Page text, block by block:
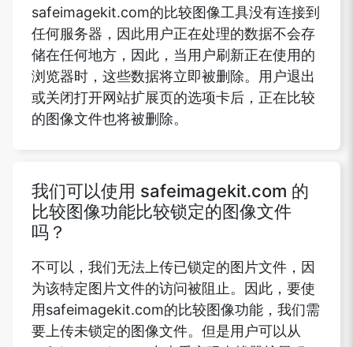
safeimagekit.com的比较图像工具没有连接到
任何服务器，因此用户正在处理的数据不会存
储在任何地方，因此，当用户刷新正在使用的
浏览器时，这些数据将立即被删除。用户退出
或关闭打开网站扩展页的选项卡后，正在比较
的图像文件也将被删除。
我们可以使用 safeimagekit.com 的
比较图像功能比较锁定的图像文件
吗？
不可以，我们无法上传已锁定的图片文件，因
为该特定图片文件的访问被阻止。因此，要使
用safeimagekit.com的比较图像功能，我们需
要上传未锁定的图像文件。但是用户可以从